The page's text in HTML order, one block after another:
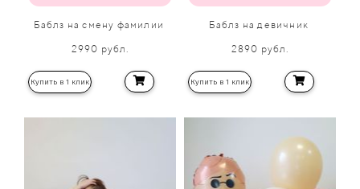
Баблз на смену фамилии
2990 рубл.
Купить в 1 клик
Баблз на девичник
2890 рубл.
Купить в 1 клик